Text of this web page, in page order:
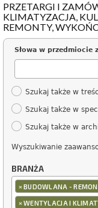
PRZETARGI I
KLIMATYZACJA,
REMONTY,
Słowa w przedmiocie
Szukaj także w
Szukaj także w
Szukaj także w
Wyszukiwanie
BRANŻA
×BUDOWLANA -
×WENTYLACJA I